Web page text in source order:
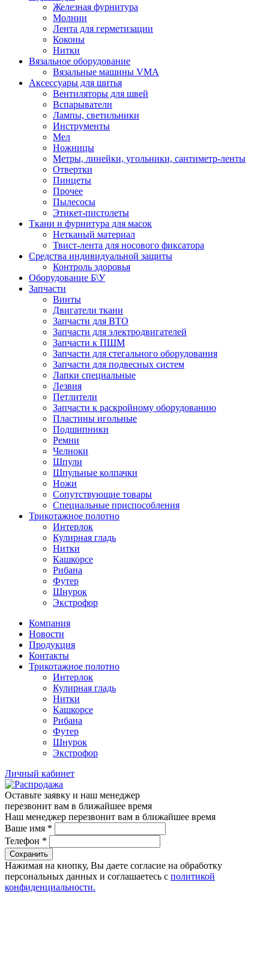
Железная фурнитура
Молнии
Лента для герметизации
Коконы
Нитки
Вязальное оборудование
Вязальные машины VMA
Аксессуары для шитья
Вентиляторы для швей
Вспарыватели
Лампы, светильники
Инструменты
Мел
Ножницы
Метры, линейки, угольники, сантиметр-ленты
Отвертки
Пинцеты
Прочее
Пылесосы
Этикет-пистолеты
Ткани и фурнитура для масок
Нетканый материал
Твист-лента для носового фиксатора
Средства индивидуальной защиты
Контроль здоровья
Оборудование Б\У
Запчасти
Винты
Двигатели ткани
Запчасти для ВТО
Запчасти для электродвигателей
Запчасти к ПШМ
Запчасти для стегального оборудования
Запчасти для подвесных систем
Лапки специальные
Лезвия
Петлители
Запчасти к раскройному оборудованию
Пластины игольные
Подшипники
Ремни
Челноки
Шпули
Шпульные колпачки
Ножи
Сопутствующие товары
Специальные приспособления
Трикотажное полотно
Интерлок
Кулирная гладь
Нитки
Кашкорсе
Рибана
Футер
Шнурок
Экстрофор
Компания
Новости
Продукция
Контакты
Трикотажное полотно
Интерлок
Кулирная гладь
Нитки
Кашкорсе
Рибана
Футер
Шнурок
Экстрофор
Личный кабинет
Оставьте заявку и наш менеджер
перезвонит вам в ближайшее время
Наш менеджер перезвонит вам в ближайшее время
Ваше имя *
Телефон *
Сохранить
Нажимая на кнопку, Вы даете согласие на обработку
персональных данных и соглашаетесь с политикой
конфиденциальности.